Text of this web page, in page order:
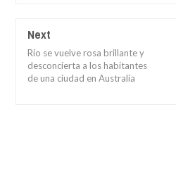
Next
Río se vuelve rosa brillante y
desconcierta a los habitantes
de una ciudad en Australia